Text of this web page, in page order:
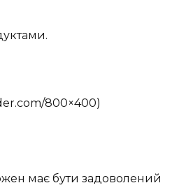
800×400)
має бути задоволений